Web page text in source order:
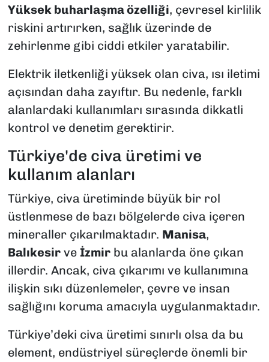
Yüksek buharlaşma özelliği, çevresel kirlilik
riskini artırırken, sağlık üzerinde de
zehirlenme gibi ciddi etkiler yaratabilir.
Elektrik iletkenliği yüksek olan civa, ısı iletimi
açısından daha zayıftır. Bu nedenle, farklı
alanlardaki kullanımları sırasında dikkatli
kontrol ve denetim gerektirir.
Türkiye'de civa üretimi ve
kullanım alanları
Türkiye, civa üretiminde büyük bir rol
üstlenmese de bazı bölgelerde civa içeren
mineraller çıkarılmaktadır. Manisa,
Balıkesirve İzmirbu alanlarda öne çıkan
illerdir. Ancak, civa çıkarımı ve kullanımına
ilişkin sıkı düzenlemeler, çevre ve insan
sağlığını koruma amacıyla uygulanmaktadır.
Türkiye’deki civa üretimi sınırlı olsa da bu
element, endüstriyel süreçlerde önemli bir